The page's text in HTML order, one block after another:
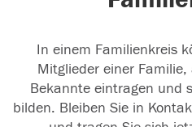
In einem Familienkreis
Mitglieder einer
Bekannte eintragen und
bilden. Bleiben Sie in